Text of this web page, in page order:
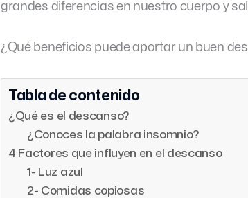
grandes diferencias en nuestro cuerpo y
¿Qué beneficios puede aportar un buen
Tabla de contenido
¿Qué es el descanso?
¿Conoces la palabra insomnio?
4 Factores que influyen en el descanso
1- Luz azul
2- Comidas copiosas